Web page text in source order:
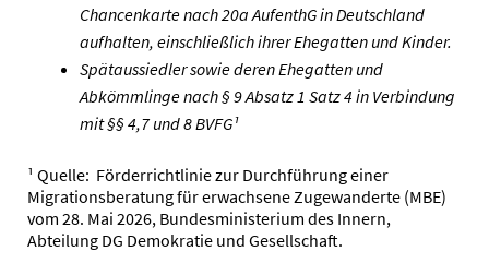
Chancenkarte nach 20a AufenthG in Deutschland
aufhalten, einschließlich ihrer Ehegatten und Kinder.
Spätaussiedler sowie deren Ehegatten und
Abkömmlinge nach § 9 Absatz 1 Satz 4 in Verbindung
mit §§ 4,7 und 8 BVFG¹
¹ Quelle: Förderrichtlinie zur Durchführung einer
Migrationsberatung für erwachsene Zugewanderte (MBE)
vom 28. Mai 2026, Bundesministerium des Innern,
Abteilung DG Demokratie und Gesellschaft.